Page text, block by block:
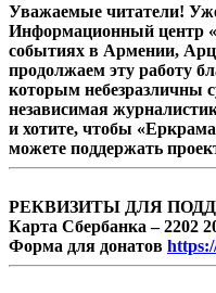
Уважаемые читатели!
Информационный центр
событиях в Армении,
продолжаем эту работу
которым небезразличны
независимая
и хотите, чтобы
можете поддержать
РЕКВИЗИТЫ ДЛЯ
Карта Сбербанка – 2202
Форма для донатов